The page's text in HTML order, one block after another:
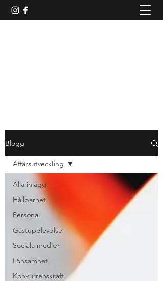
Blogg
Alla inlägg
Hållbarhet
Personal
Gästupplevelse
Sociala medier
Lönsamhet
Konkurrenskraft
Affärsutveckling